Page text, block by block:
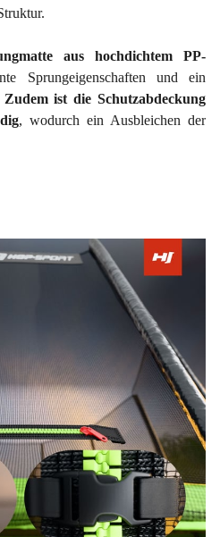
aus hochdichtem PP-
Sprungeigenschaften und ein
Zudem ist die Schutzabdeckung
, wodurch ein Ausbleichen der